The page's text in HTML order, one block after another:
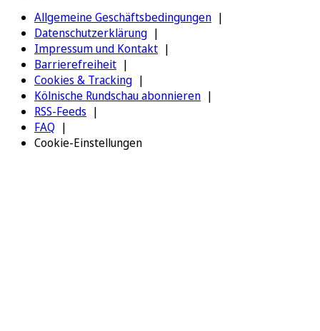
Allgemeine Geschäftsbedingungen
Datenschutzerklärung
Impressum und Kontakt
Barrierefreiheit
Cookies & Tracking
Kölnische Rundschau abonnieren
RSS-Feeds
FAQ
Cookie-Einstellungen